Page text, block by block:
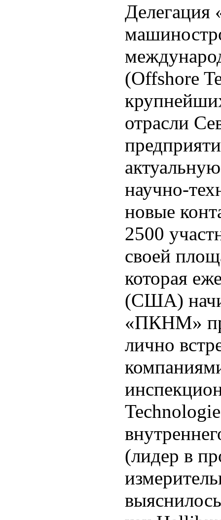
Делегация
(Offshore
отрасли
научно-
новые
2500
своей
которая
(США)
«ПКНМ»
лично
(лидер в